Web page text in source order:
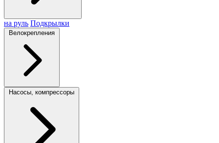
на руль Подкрылки
Велокрепления
Насосы, компрессоры